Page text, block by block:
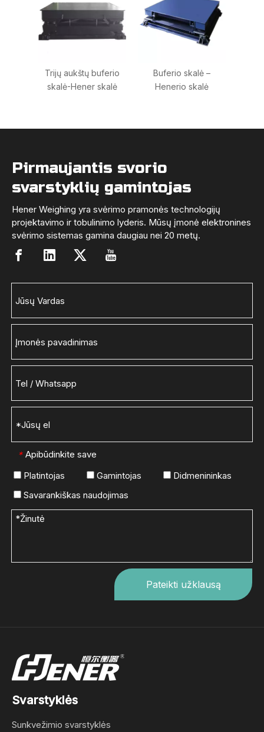
Trijų aukštų buferio
skalė-Hener skalė
Buferio skalė –
Henerio skalė
Pirmaujantis svorio
svarstyklių gamintojas
Hener Weighing yra svėrimo pramonės technologijų
projektavimo ir tobulinimo lyderis. Mūsų įmonė elektronines
svėrimo sistemas gamina daugiau nei 20 metų.
* Apibūdinkite save
Platintojas
Gamintojas
Didmenininkas
Savarankiškas naudojimas
Pateikti užklausą
Svarstyklės
Sunkvežimio svarstyklės